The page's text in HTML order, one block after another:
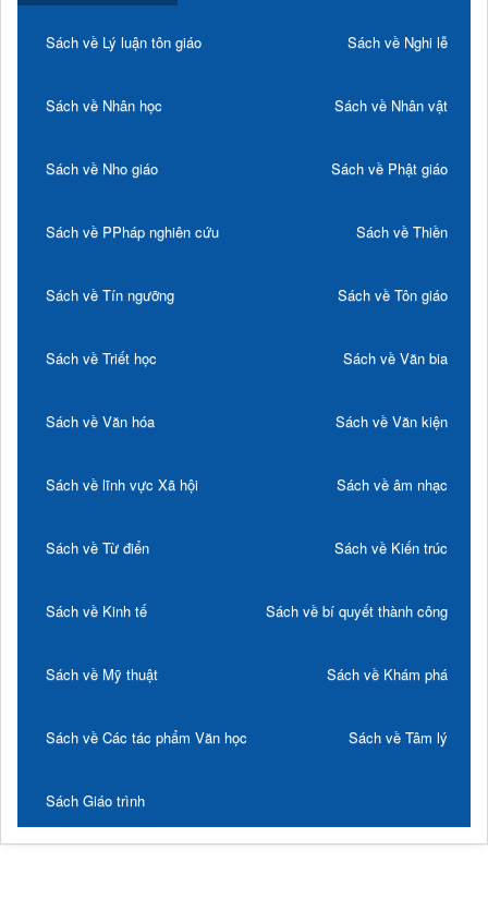
Sách về Lý luận tôn giáo Sách về Nghi lễ
Sách về Nhân học Sách về Nhân vật
Sách về Nho giáo Sách về Phật giáo
Sách về PPháp nghiên cứu Sách về Thiền
Sách về Tín ngưỡng Sách về Tôn giáo
Sách về Triết học Sách về Văn bia
Sách về Văn hóa Sách về Văn kiện
Sách về lĩnh vực Xã hội Sách về âm nhạc
Sách về Từ điển Sách về Kiến trúc
Sách về Kinh tế Sách về bí quyết thành công
Sách về Mỹ thuật Sách về Khám phá
Sách về Các tác phẩm Văn học Sách về Tâm lý
Sách Giáo trình